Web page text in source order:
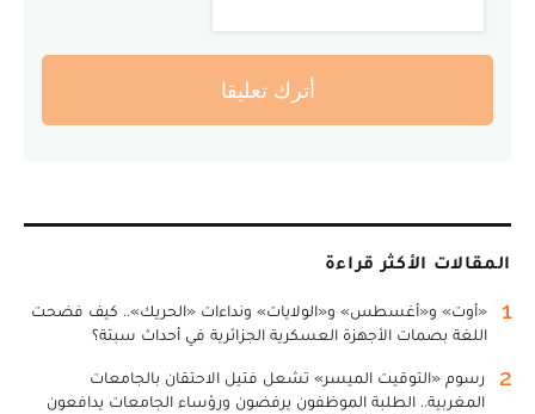
أترك تعليقا
المقالات الأكثر قراءة
1
«أوت» و«أغسطس» و«الولايات» ونداءات «الحريك».. كيف فضحت
اللغة بصمات الأجهزة العسكرية الجزائرية في أحداث سبتة؟
2
رسوم «التوقيت الميسر» تشعل فتيل الاحتقان بالجامعات
المغربية.. الطلبة الموظفون يرفضون ورؤساء الجامعات يدافعون